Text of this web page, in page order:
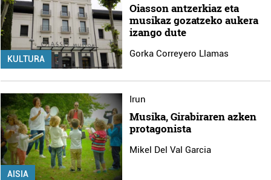
KULTURA
Oiasson antzerkiaz eta
musikaz gozatzeko aukera
izango dute
Gorka Correyero Llamas
AISIA
Irun
Musika, Girabiraren azken
protagonista
Mikel Del Val Garcia